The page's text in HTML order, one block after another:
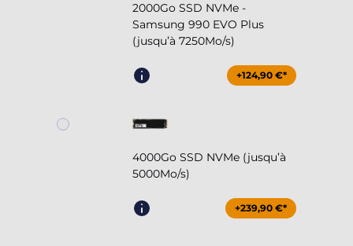
2000Go SSD NVMe -
Samsung 990 EVO Plus
(jusqu’à 7250Mo/s)
+124,90 €*
4000Go SSD NVMe (jusqu’à
5000Mo/s)
+239,90 €*